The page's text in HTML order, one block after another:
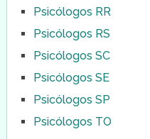
Psicólogos RR
Psicólogos RS
Psicólogos SC
Psicólogos SE
Psicólogos SP
Psicólogos TO